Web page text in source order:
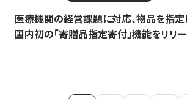
医療機関の経営課題に対応、物品を指
国内初の「寄贈品指定寄付」機能をリリ